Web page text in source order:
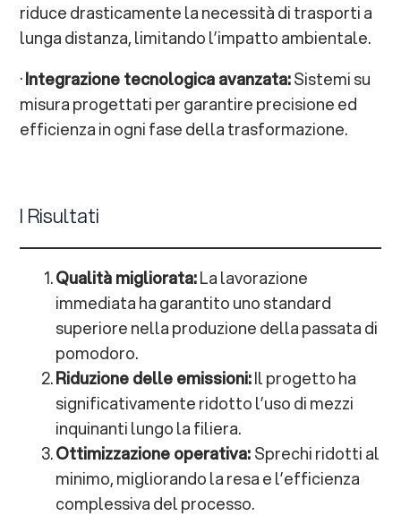
riduce drasticamente la necessità di trasporti a
lunga distanza, limitando l’impatto ambientale.
·Integrazione tecnologica avanzata:Sistemi su
misura progettati per garantire precisione ed
efficienza in ogni fase della trasformazione.
I Risultati
Qualità migliorata:La lavorazione
immediata ha garantito uno standard
superiore nella produzione della passata di
pomodoro.
Riduzione delle emissioni:Il progetto ha
significativamente ridotto l’uso di mezzi
inquinanti lungo la filiera.
Ottimizzazione operativa:Sprechi ridotti al
minimo, migliorando la resa e l’efficienza
complessiva del processo.